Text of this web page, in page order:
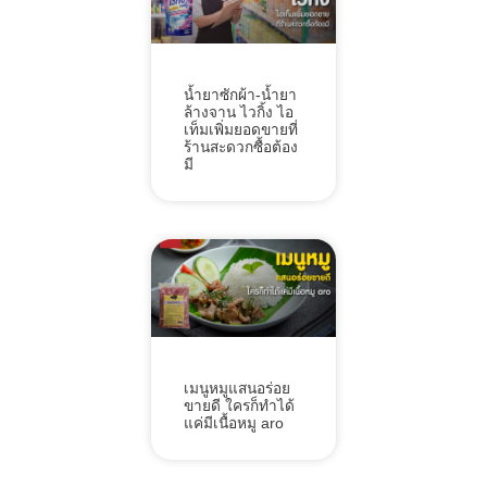
น้ำยาซักผ้า-น้ำยา
ล้างจาน ไวกิ้ง ไอ
เท็มเพิ่มยอดขายที่
ร้านสะดวกซื้อต้อง
มี
เมนูหมูแสนอร่อย
ขายดี ใครก็ทำได้
แค่มีเนื้อหมู aro